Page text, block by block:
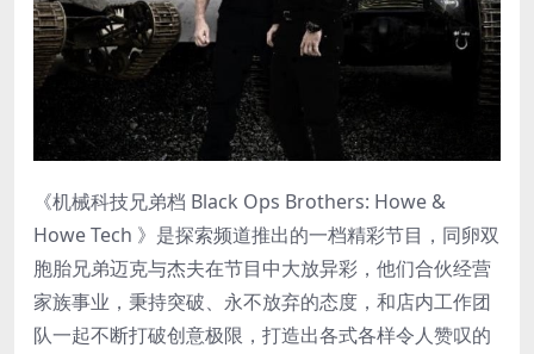
《机械科技兄弟档 Black Ops Brothers: Howe &
Howe Tech 》是探索频道推出的一档精彩节目，同卵双
胞胎兄弟迈克与杰夫在节目中大放异彩，他们合伙经营
家族事业，秉持突破、永不放弃的态度，和店内工作团
队一起不断打破创意极限，打造出各式各样令人赞叹的